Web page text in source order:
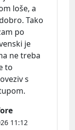
loše, a
Tako
po
je
ne treba
to
s
11:12